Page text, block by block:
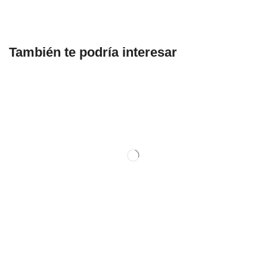
También te podría interesar